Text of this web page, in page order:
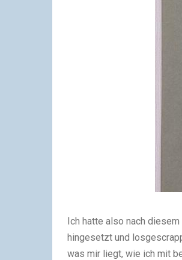
Ich hatte also nach
hingesetzt und
was mir liegt, wie ich mit